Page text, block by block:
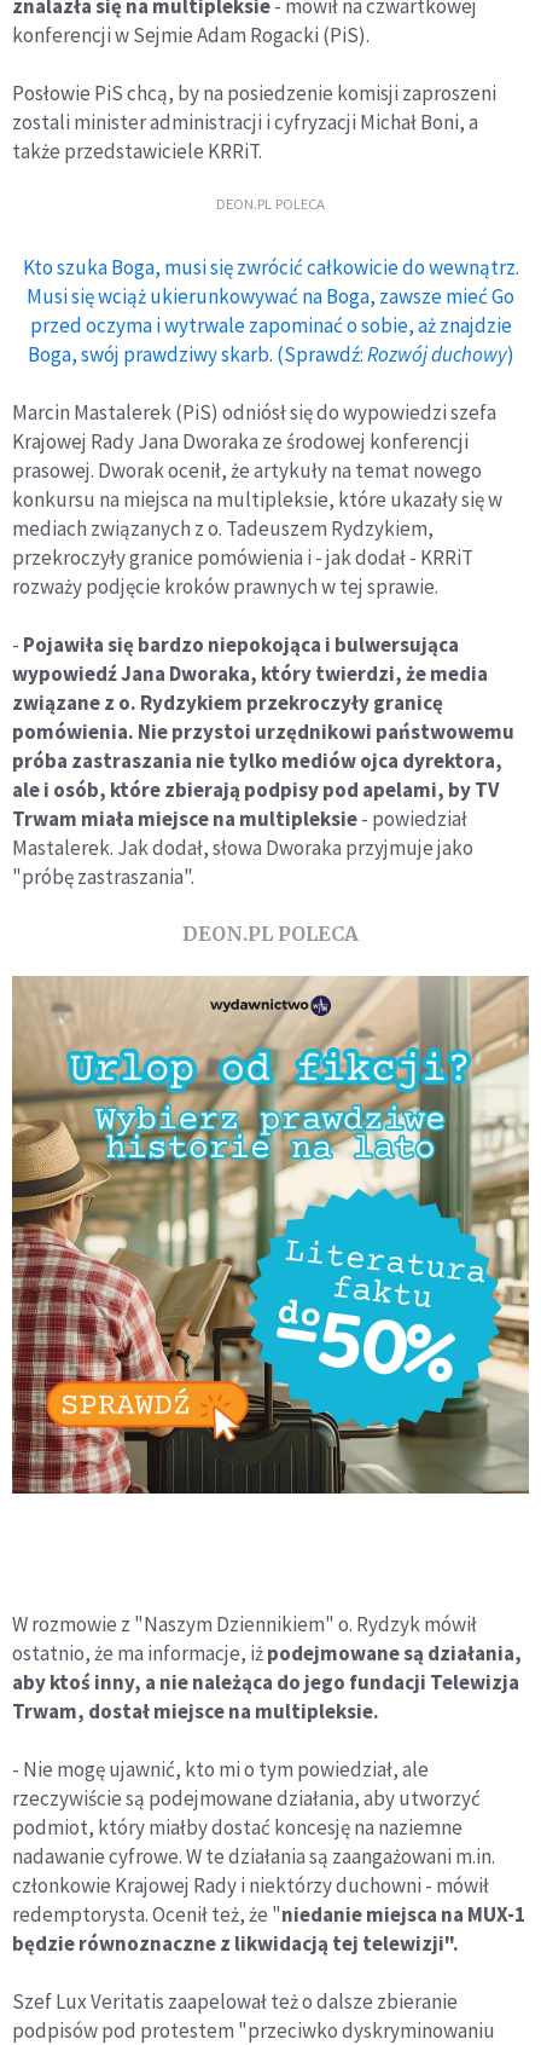
znalazła się na multipleksie- mówił na czwartkowej
konferencji w Sejmie Adam Rogacki (PiS).
Posłowie PiS chcą, by na posiedzenie komisji zaproszeni
zostali minister administracji i cyfryzacji Michał Boni, a
także przedstawiciele KRRiT.
DEON.PL POLECA
Kto szuka Boga, musi się zwrócić całkowicie do wewnątrz.
Musi się wciąż ukierunkowywać na Boga, zawsze mieć Go
przed oczyma i wytrwale zapominać o sobie, aż znajdzie
Boga, swój prawdziwy skarb. (Sprawdź:Rozwój duchowy)
Marcin Mastalerek (PiS) odniósł się do wypowiedzi szefa
Krajowej Rady Jana Dworaka ze środowej konferencji
prasowej. Dworak ocenił, że artykuły na temat nowego
konkursu na miejsca na multipleksie, które ukazały się w
mediach związanych z o. Tadeuszem Rydzykiem,
przekroczyły granice pomówienia i - jak dodał - KRRiT
rozważy podjęcie kroków prawnych w tej sprawie.
- Pojawiła się bardzo niepokojąca i bulwersująca
wypowiedź Jana Dworaka, który twierdzi, że media
związane z o. Rydzykiem przekroczyły granicę
pomówienia. Nie przystoi urzędnikowi państwowemu
próba zastraszania nie tylko mediów ojca dyrektora,
ale i osób, które zbierają podpisy pod apelami, by TV
Trwam miała miejsce na multipleksie- powiedział
Mastalerek. Jak dodał, słowa Dworaka przyjmuje jako
"próbę zastraszania".
DEON.PL POLECA
W rozmowie z "Naszym Dziennikiem" o. Rydzyk mówił
ostatnio, że ma informacje, iżpodejmowane są działania,
aby ktoś inny, a nie należąca do jego fundacji Telewizja
Trwam, dostał miejsce na multipleksie.
- Nie mogę ujawnić, kto mi o tym powiedział, ale
rzeczywiście są podejmowane działania, aby utworzyć
podmiot, który miałby dostać koncesję na naziemne
nadawanie cyfrowe. W te działania są zaangażowani m.in.
członkowie Krajowej Rady i niektórzy duchowni - mówił
redemptorysta. Ocenił też, że "niedanie miejsca na MUX-1
będzie równoznaczne z likwidacją tej telewizji".
Szef Lux Veritatis zaapelował też o dalsze zbieranie
podpisów pod protestem "przeciwko dyskryminowaniu